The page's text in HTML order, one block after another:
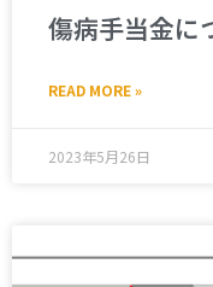
傷病手当金に
READ MORE »
2023年5月26日